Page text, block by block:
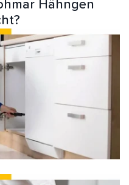
Hähngen